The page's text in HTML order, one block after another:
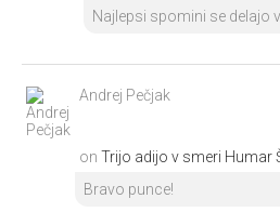
Najlepsi spomini se delajo
Andrej Pečjak
on Trijo adijo v smeri Humar
Bravo punce!